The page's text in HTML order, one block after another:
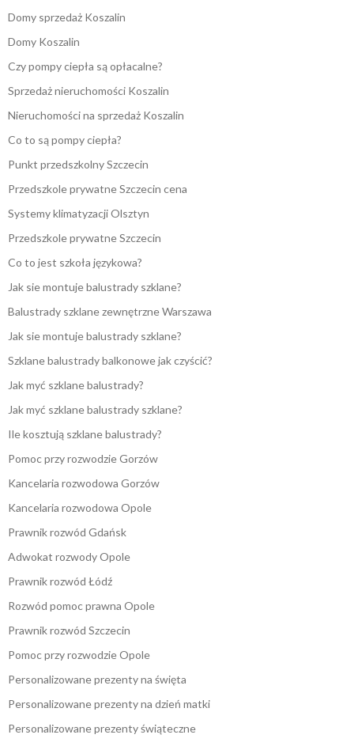
Domy sprzedaż Koszalin
Domy Koszalin
Czy pompy ciepła są opłacalne?
Sprzedaż nieruchomości Koszalin
Nieruchomości na sprzedaż Koszalin
Co to są pompy ciepła?
Punkt przedszkolny Szczecin
Przedszkole prywatne Szczecin cena
Systemy klimatyzacji Olsztyn
Przedszkole prywatne Szczecin
Co to jest szkoła językowa?
Jak sie montuje balustrady szklane?
Balustrady szklane zewnętrzne Warszawa
Jak sie montuje balustrady szklane?
Szklane balustrady balkonowe jak czyścić?
Jak myć szklane balustrady?
Jak myć szklane balustrady szklane?
Ile kosztują szklane balustrady?
Pomoc przy rozwodzie Gorzów
Kancelaria rozwodowa Gorzów
Kancelaria rozwodowa Opole
Prawnik rozwód Gdańsk
Adwokat rozwody Opole
Prawnik rozwód Łódź
Rozwód pomoc prawna Opole
Prawnik rozwód Szczecin
Pomoc przy rozwodzie Opole
Personalizowane prezenty na święta
Personalizowane prezenty na dzień matki
Personalizowane prezenty świąteczne